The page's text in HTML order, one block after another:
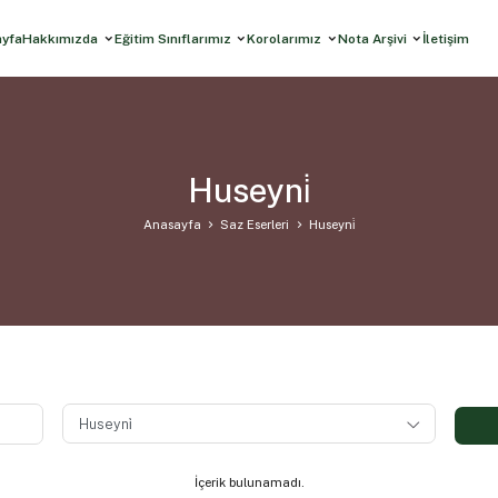
Hakkımızda Eğitim Sınıflarımız Korolarımız Nota Arşivi İletişim
Huseyni̇
Anasayfa Saz Eserleri Huseyni̇
İçerik bulunamadı.